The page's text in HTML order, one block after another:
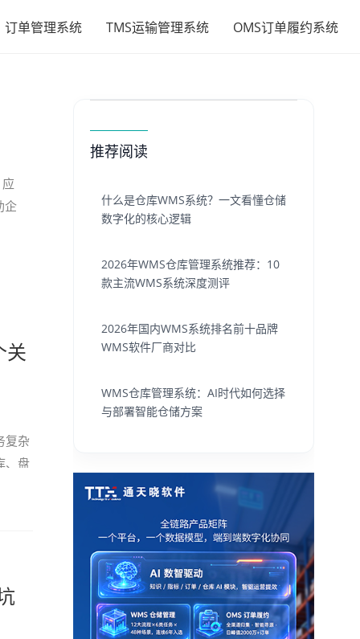
订单管理系统 TMS运输管理系统 OMS订单履约系统
企
关
复杂
、盘
推荐阅读
什么是仓库WMS系统？一文看懂仓储
数字化的核心逻辑
2026年WMS仓库管理系统推荐：10
款主流WMS系统深度测评
2026年国内WMS系统排名前十品牌
WMS软件厂商对比
WMS仓库管理系统：AI时代如何选择
与部署智能仓储方案